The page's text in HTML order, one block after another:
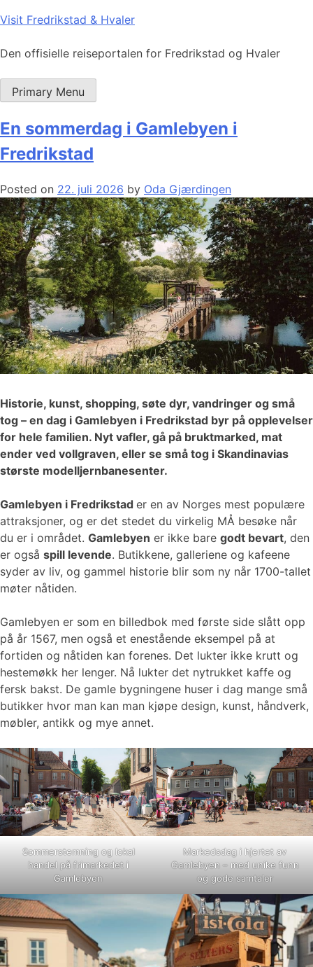
Skip
content
Visit Fredrikstad & Hvaler
Den offisielle reiseportalen for Fredrikstad og Hvaler
Primary Menu
En sommerdag i Gamlebyen i
Fredrikstad
Posted on 22. juli 2026 by Oda Gjærdingen
Historie, kunst, shopping, søte dyr, vandringer og små
tog – en dag i Gamlebyen i Fredrikstad byr på opplevelser
for hele familien. Nyt vafler, gå på bruktmarked, mat
ender ved vollgraven, eller se små tog i Skandinavias
største modelljernbanesenter.
Gamlebyen i Fredrikstad er en av Norges mest populære
attraksjoner, og er det stedet du virkelig MÅ besøke når
du er i området. Gamlebyen er ikke bare godt bevart, den
er også spill levende. Butikkene, galleriene og kafeene
syder av liv, og gammel historie blir som ny når 1700-tallet
møter nåtiden.
Gamlebyen er som en billedbok med første side slått opp
på år 1567, men også et enestående eksempel på at
fortiden og nåtiden kan forenes. Det lukter ikke krutt og
hestemøkk her lenger. Nå lukter det nytrukket kaffe og
fersk bakst. De gamle bygningene huser i dag mange små
butikker hvor man kan man kjøpe design, kunst, håndverk,
møbler, antikk og mye annet.
Sommerstemning og lokal
handel på frimarkedet i
Gamlebyen
Markedsdag i hjertet av
Gamlebyen – med unike funn
og gode samtaler